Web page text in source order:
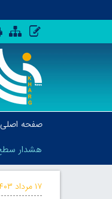
صفحه اصلی
هشدار
۱۷ مرداد ۱۴۰۳